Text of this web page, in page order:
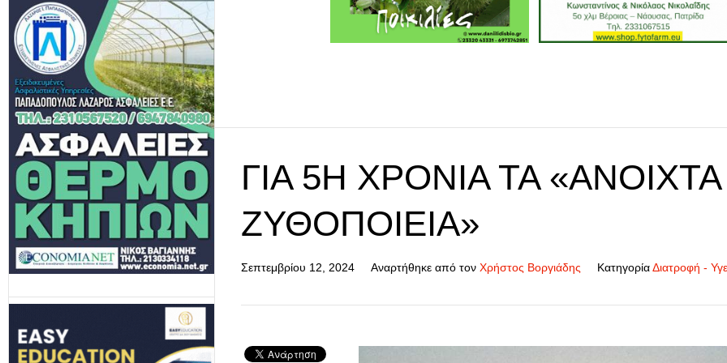
ΓΙΑ 5Η ΧΡΟΝΙΆ ΤΑ «ΑΝΟΙΧΤΆ
ΖΥΘΟΠΟΙΕΊΑ»
Σεπτεμβρίου 12, 2024 Αναρτήθηκε από τον Χρήστος Βοργιάδης Κατηγορία Διατροφή -